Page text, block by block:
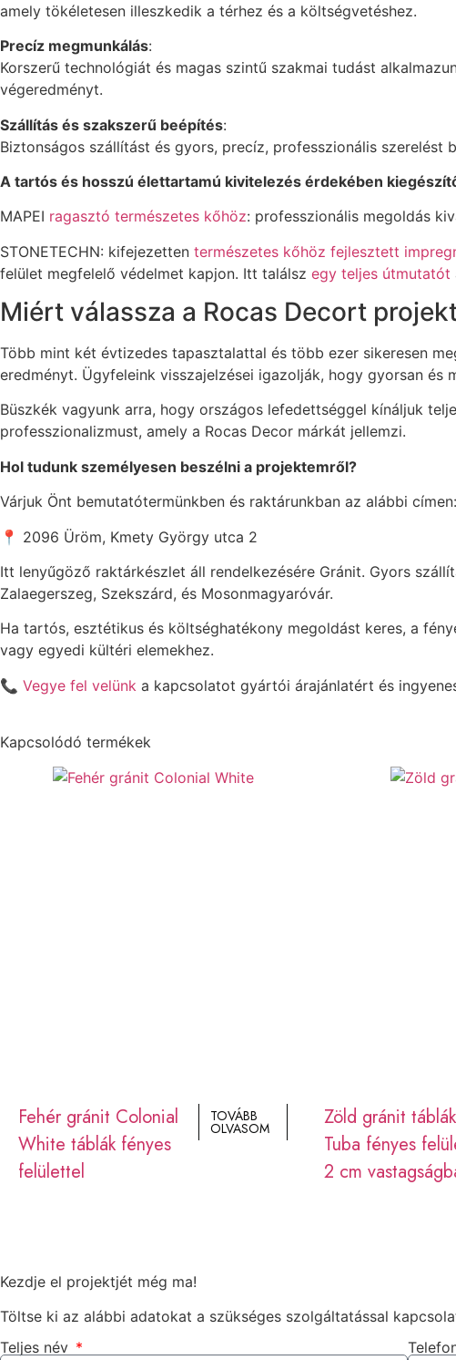
amely tökéletesen illeszkedik a térhez és a költségvetéshez.
Precíz megmunkálás:
Korszerű technológiát és magas szintű szakmai tudást
végeredményt.
Szállítás és szakszerű beépítés:
Biztonságos szállítást és gyors, precíz, professzionális
A tartós és hosszú élettartamú kivitelezés érdekében
MAPEI ragasztó természetes kőhöz: professzionális megoldás
STONETECHN: kifejezetten természetes kőhöz fejlesztett
felület megfelelő védelmet kapjon. Itt találsz egy teljes útmutatót
Miért válassza a Rocas Decort
Több mint két évtizedes tapasztalattal és több ezer sikeresen
eredményt. Ügyfeleink visszajelzései igazolják, hogy gyorsan és
Büszkék vagyunk arra, hogy országos lefedettséggel kínáljuk
professzionalizmust, amely a Rocas Decor márkát jellemzi.
Hol tudunk személyesen beszélni a projektemről?
Várjuk Önt bemutatótermünkben és raktárunkban az alábbi címen:
📍 2096 Üröm, Kmety György utca 2
Itt lenyűgöző raktárkészlet áll rendelkezésére Gránit. Gyors
Zalaegerszeg, Szekszárd, és Mosonmagyaróvár.
Ha tartós, esztétikus és költséghatékony megoldást keres, a
vagy egyedi kültéri elemekhez.
📞 Vegye fel velünk a kapcsolatot gyártói árajánlatért és
Kapcsolódó termékek
Fehér gránit Colonial
White táblák fényes
felülettel
TOVÁBB
OLVASOM
Zöld gránit
Tuba fényes
2 cm
Kezdje el projektjét még ma!
Töltse ki az alábbi adatokat a szükséges szolgáltatással
Teljes név